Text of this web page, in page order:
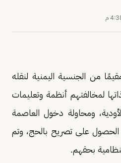
م
من الجنسية اليمنية لنقله
لمخالفتهم أنظمة وتعليمات
ومحاولة دخول العاصمة
الحصول على تصريح بالحج، وتم
بحقهم.